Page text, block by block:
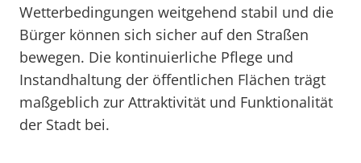
Wetterbedingungen weitgehend stabil und die
Bürger können sich sicher auf den Straßen
bewegen. Die kontinuierliche Pflege und
Instandhaltung der öffentlichen Flächen trägt
maßgeblich zur Attraktivität und Funktionalität
der Stadt bei.